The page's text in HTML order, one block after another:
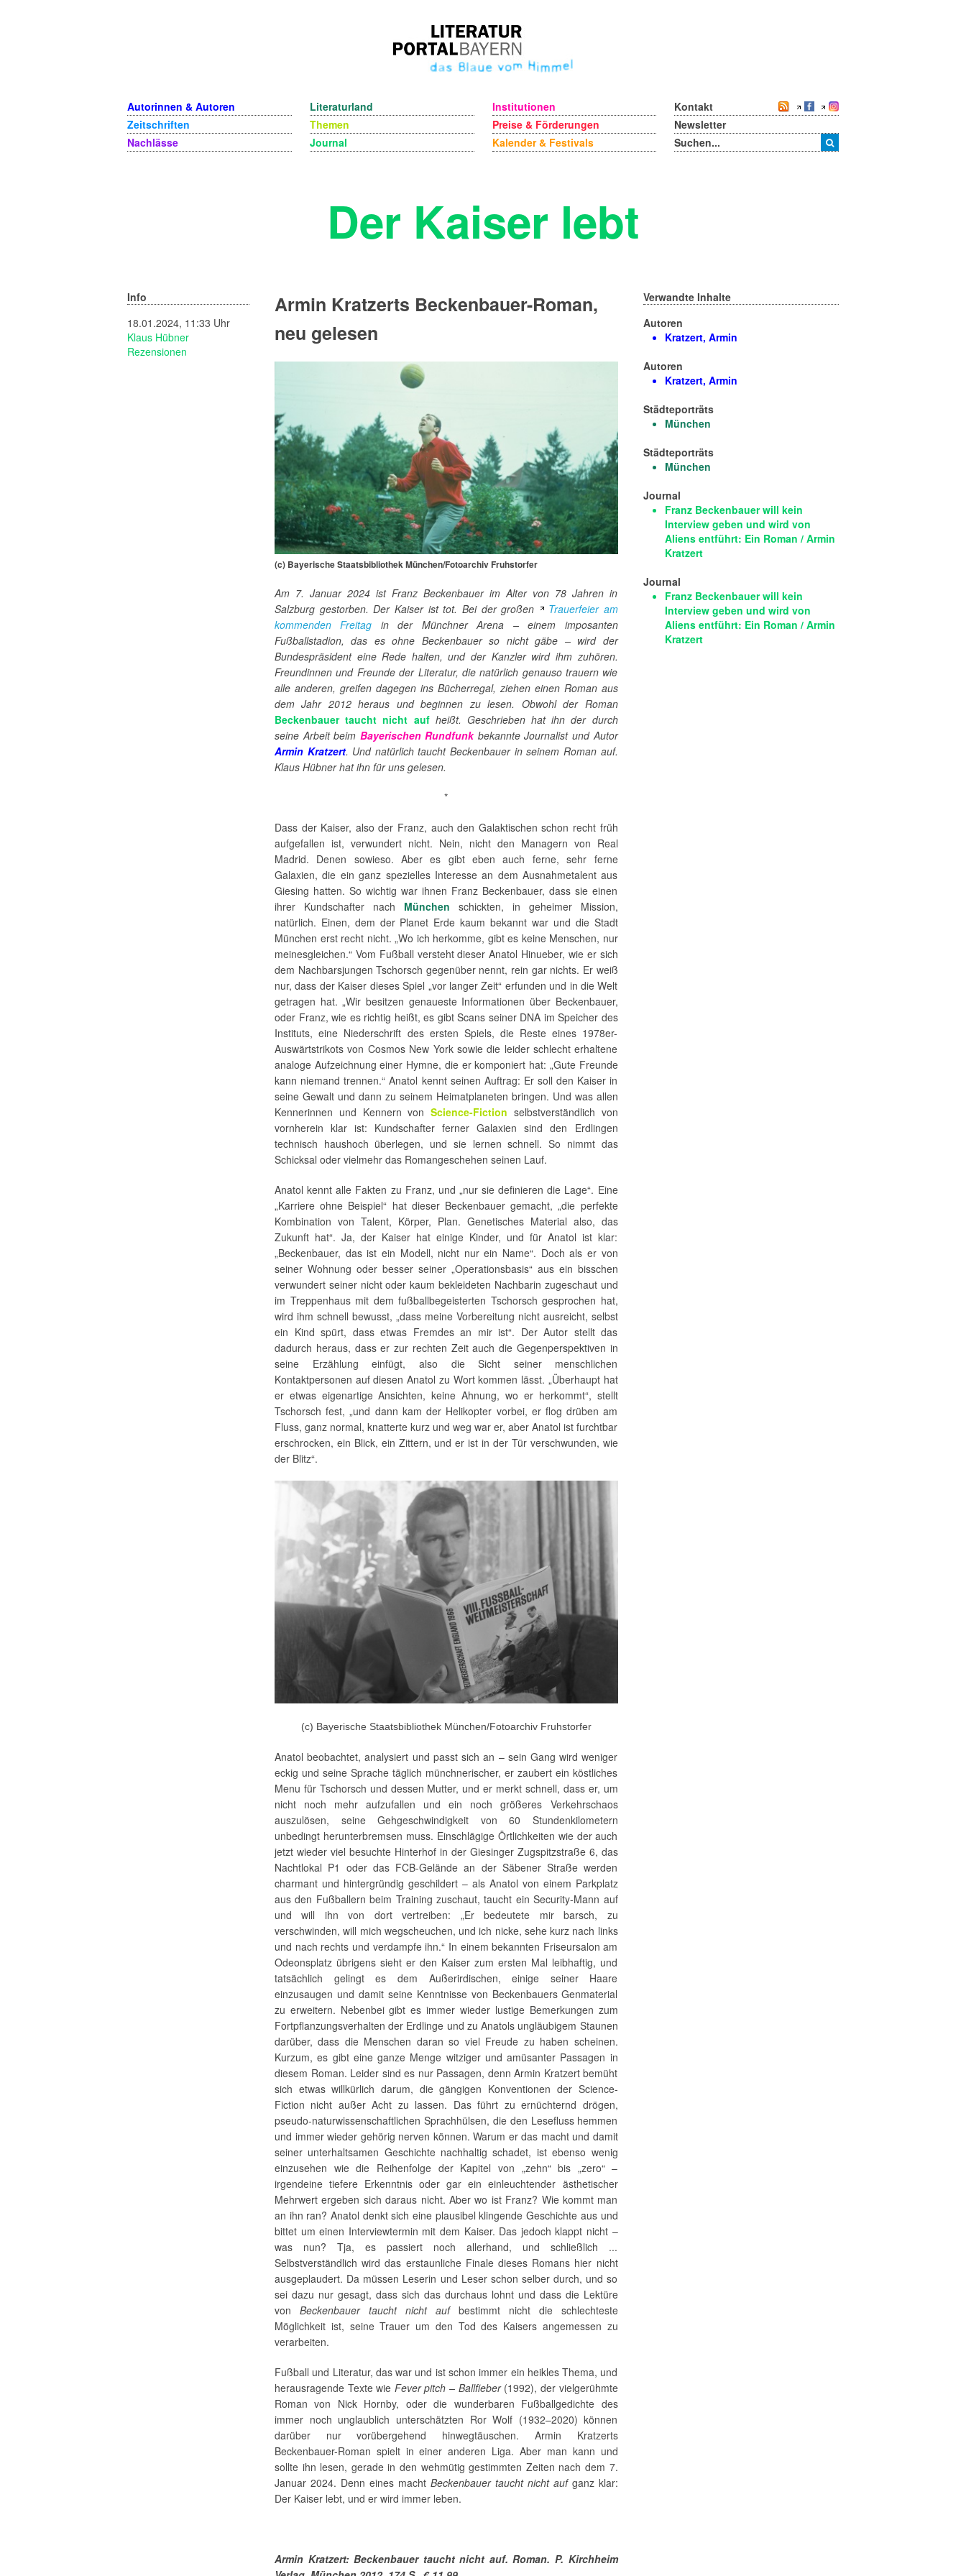
Autorinnen & Autoren
Zeitschriften
Nachlässe
Literaturland
Themen
Journal
Institutionen
Preise & Förderungen
Kalender & Festivals
Kontakt
Newsletter
Der Kaiser lebt
Info
18.01.2024, 11:33 Uhr
Klaus Hübner
Rezensionen
Armin Kratzerts Beckenbauer-Roman,
neu gelesen
(c) Bayerische Staatsbibliothek München/Fotoarchiv Fruhstorfer
Am 7. Januar 2024 ist Franz Beckenbauer im Alter von 78 Jahren in
Salzburg gestorben. Der Kaiser ist tot. Bei der großen
Trauerfeier am
kommenden Freitag in der Münchner Arena – einem imposanten
Fußballstadion, das es ohne Beckenbauer so nicht gäbe – wird der
Bundespräsident eine Rede halten, und der Kanzler wird ihm zuhören.
Freundinnen und Freunde der Literatur, die natürlich genauso trauern wie
alle anderen, greifen dagegen ins Bücherregal, ziehen einen Roman aus
dem Jahr 2012 heraus und beginnen zu lesen. Obwohl der Roman
Beckenbauer taucht nicht aufheißt. Geschrieben hat ihn der durch
seine Arbeit beim Bayerischen Rundfunkbekannte Journalist und Autor
Armin Kratzert. Und natürlich taucht Beckenbauer in seinem Roman auf.
Klaus Hübner hat ihn für uns gelesen.
*
Dass der Kaiser, also der Franz, auch den Galaktischen schon recht früh
aufgefallen ist, verwundert nicht. Nein, nicht den Managern von Real
Madrid. Denen sowieso. Aber es gibt eben auch ferne, sehr ferne
Galaxien, die ein ganz spezielles Interesse an dem Ausnahmetalent aus
Giesing hatten. So wichtig war ihnen Franz Beckenbauer, dass sie einen
ihrer Kundschafter nach München schickten, in geheimer Mission,
natürlich. Einen, dem der Planet Erde kaum bekannt war und die Stadt
München erst recht nicht. „Wo ich herkomme, gibt es keine Menschen, nur
meinesgleichen.“ Vom Fußball versteht dieser Anatol Hinueber, wie er sich
dem Nachbarsjungen Tschorsch gegenüber nennt, rein gar nichts. Er weiß
nur, dass der Kaiser dieses Spiel „vor langer Zeit“ erfunden und in die Welt
getragen hat. „Wir besitzen genaueste Informationen über Beckenbauer,
oder Franz, wie es richtig heißt, es gibt Scans seiner DNA im Speicher des
Instituts, eine Niederschrift des ersten Spiels, die Reste eines 1978er-
Auswärtstrikots von Cosmos New York sowie die leider schlecht erhaltene
analoge Aufzeichnung einer Hymne, die er komponiert hat: „Gute Freunde
kann niemand trennen.“ Anatol kennt seinen Auftrag: Er soll den Kaiser in
seine Gewalt und dann zu seinem Heimatplaneten bringen. Und was allen
Kennerinnen und Kennern von Science-Fiction selbstverständlich von
vornherein klar ist: Kundschafter ferner Galaxien sind den Erdlingen
technisch haushoch überlegen, und sie lernen schnell. So nimmt das
Schicksal oder vielmehr das Romangeschehen seinen Lauf.
Anatol kennt alle Fakten zu Franz, und „nur sie definieren die Lage“. Eine
„Karriere ohne Beispiel“ hat dieser Beckenbauer gemacht, „die perfekte
Kombination von Talent, Körper, Plan. Genetisches Material also, das
Zukunft hat“. Ja, der Kaiser hat einige Kinder, und für Anatol ist klar:
„Beckenbauer, das ist ein Modell, nicht nur ein Name“. Doch als er von
seiner Wohnung oder besser seiner „Operationsbasis“ aus ein bisschen
verwundert seiner nicht oder kaum bekleideten Nachbarin zugeschaut und
im Treppenhaus mit dem fußballbegeisterten Tschorsch gesprochen hat,
wird ihm schnell bewusst, „dass meine Vorbereitung nicht ausreicht, selbst
ein Kind spürt, dass etwas Fremdes an mir ist“. Der Autor stellt das
dadurch heraus, dass er zur rechten Zeit auch die Gegenperspektiven in
seine Erzählung einfügt, also die Sicht seiner menschlichen
Kontaktpersonen auf diesen Anatol zu Wort kommen lässt. „Überhaupt hat
er etwas eigenartige Ansichten, keine Ahnung, wo er herkommt“, stellt
Tschorsch fest, „und dann kam der Helikopter vorbei, er flog drüben am
Fluss, ganz normal, knatterte kurz und weg war er, aber Anatol ist furchtbar
erschrocken, ein Blick, ein Zittern, und er ist in der Tür verschwunden, wie
der Blitz“.
(c) Bayerische Staatsbibliothek München/Fotoarchiv Fruhstorfer
Anatol beobachtet, analysiert und passt sich an – sein Gang wird weniger
eckig und seine Sprache täglich münchnerischer, er zaubert ein köstliches
Menu für Tschorsch und dessen Mutter, und er merkt schnell, dass er, um
nicht noch mehr aufzufallen und ein noch größeres Verkehrschaos
auszulösen, seine Gehgeschwindigkeit von 60 Stundenkilometern
unbedingt herunterbremsen muss. Einschlägige Örtlichkeiten wie der auch
jetzt wieder viel besuchte Hinterhof in der Giesinger Zugspitzstraße 6, das
Nachtlokal P1 oder das FCB-Gelände an der Säbener Straße werden
charmant und hintergründig geschildert – als Anatol von einem Parkplatz
aus den Fußballern beim Training zuschaut, taucht ein Security-Mann auf
und will ihn von dort vertreiben: „Er bedeutete mir barsch, zu
verschwinden, will mich wegscheuchen, und ich nicke, sehe kurz nach links
und nach rechts und verdampfe ihn.“ In einem bekannten Friseursalon am
Odeonsplatz übrigens sieht er den Kaiser zum ersten Mal leibhaftig, und
tatsächlich gelingt es dem Außerirdischen, einige seiner Haare
einzusaugen und damit seine Kenntnisse von Beckenbauers Genmaterial
zu erweitern. Nebenbei gibt es immer wieder lustige Bemerkungen zum
Fortpflanzungsverhalten der Erdlinge und zu Anatols ungläubigem Staunen
darüber, dass die Menschen daran so viel Freude zu haben scheinen.
Kurzum, es gibt eine ganze Menge witziger und amüsanter Passagen in
diesem Roman. Leider sind es nur Passagen, denn Armin Kratzert bemüht
sich etwas willkürlich darum, die gängigen Konventionen der Science-
Fiction nicht außer Acht zu lassen. Das führt zu ernüchternd drögen,
pseudo-naturwissenschaftlichen Sprachhülsen, die den Lesefluss hemmen
und immer wieder gehörig nerven können. Warum er das macht und damit
seiner unterhaltsamen Geschichte nachhaltig schadet, ist ebenso wenig
einzusehen wie die Reihenfolge der Kapitel von „zehn“ bis „zero“ –
irgendeine tiefere Erkenntnis oder gar ein einleuchtender ästhetischer
Mehrwert ergeben sich daraus nicht. Aber wo ist Franz? Wie kommt man
an ihn ran? Anatol denkt sich eine plausibel klingende Geschichte aus und
bittet um einen Interviewtermin mit dem Kaiser. Das jedoch klappt nicht –
was nun? Tja, es passiert noch allerhand, und schließlich ...
Selbstverständlich wird das erstaunliche Finale dieses Romans hier nicht
ausgeplaudert. Da müssen Leserin und Leser schon selber durch, und so
sei dazu nur gesagt, dass sich das durchaus lohnt und dass die Lektüre
von Beckenbauer taucht nicht aufbestimmt nicht die schlechteste
Möglichkeit ist, seine Trauer um den Tod des Kaisers angemessen zu
verarbeiten.
Fußball und Literatur, das war und ist schon immer ein heikles Thema, und
herausragende Texte wie Fever pitch – Ballfieber(1992), der vielgerühmte
Roman von Nick Hornby, oder die wunderbaren Fußballgedichte des
immer noch unglaublich unterschätzten Ror Wolf (1932–2020) können
darüber nur vorübergehend hinwegtäuschen. Armin Kratzerts
Beckenbauer-Roman spielt in einer anderen Liga. Aber man kann und
sollte ihn lesen, gerade in den wehmütig gestimmten Zeiten nach dem 7.
Januar 2024. Denn eines macht Beckenbauer taucht nicht aufganz klar:
Der Kaiser lebt, und er wird immer leben.
Armin Kratzert: Beckenbauer taucht nicht auf. Roman. P. Kirchheim
Verwandte Inhalte
Autoren
Kratzert, Armin
Autoren
Kratzert, Armin
Städteporträts
München
Städteporträts
München
Journal
Franz Beckenbauer will kein
Interview geben und wird von
Aliens entführt: Ein Roman / Armin
Kratzert
Journal
Franz Beckenbauer will kein
Interview geben und wird von
Aliens entführt: Ein Roman / Armin
Kratzert